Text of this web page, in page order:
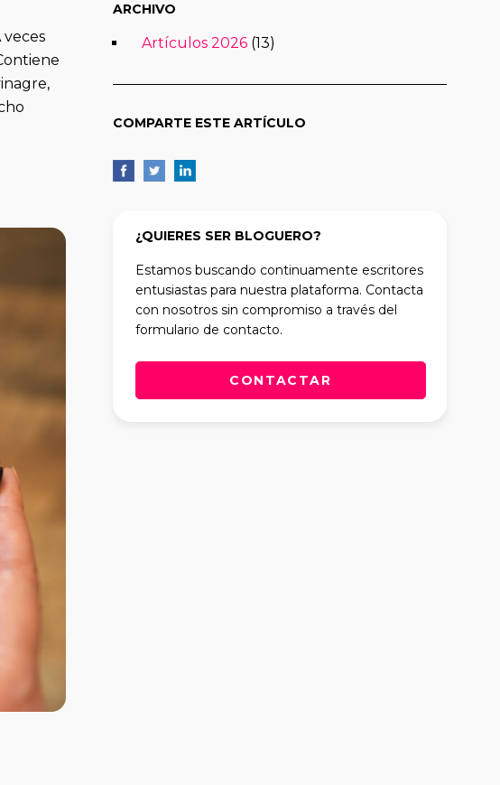
veces
ARCHIVO
Artículos 2026(13)
COMPARTE ESTE ARTÍCULO
¿QUIERES SER BLOGUERO?
Estamos buscando continuamente escritores
entusiastas para nuestra plataforma. Contacta
con nosotros sin compromiso a través del
formulario de contacto.
CONTACTAR